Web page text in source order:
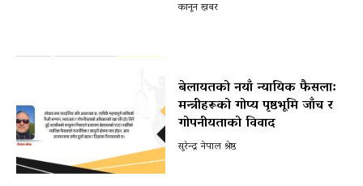
कानून खबर
बेलायतको नयाँ न्यायिक फैसला:
मन्त्रीहरूको गोप्य पृष्ठभूमि जाँच र
गोपनीयताको विवाद
सुरेन्द्र नेपाल श्रेष्ठ